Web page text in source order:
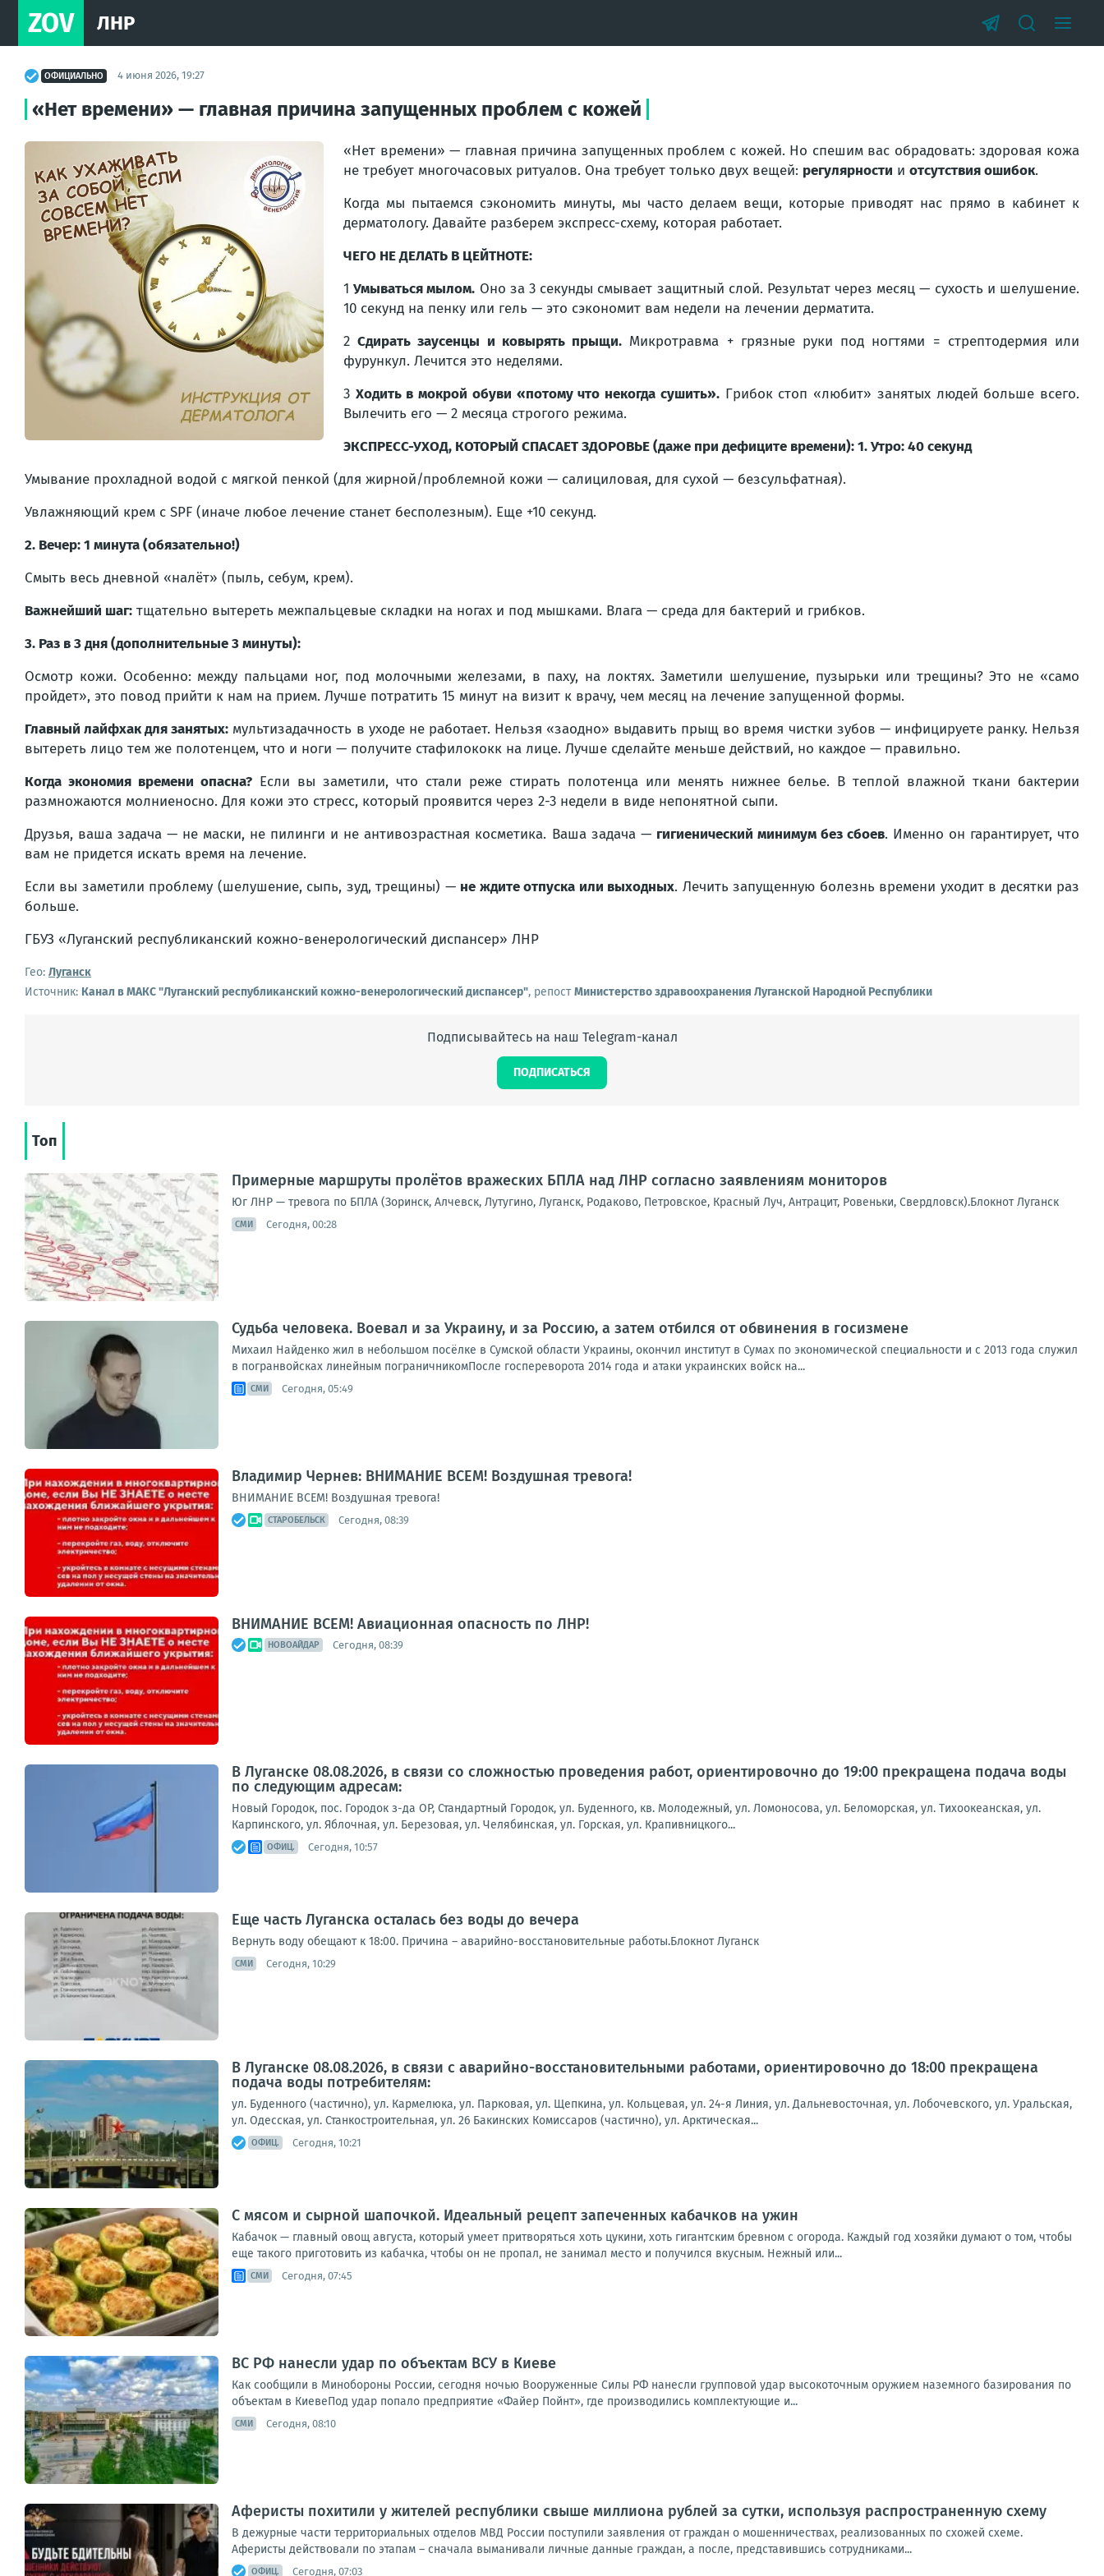
ZOV ЛНР
ОФИЦИАЛЬНО 4 июня 2026, 19:27
«Нет времени» — главная причина запущенных проблем с кожей
«Нет времени» — главная причина запущенных проблем с кожей. Но спешим вас обрадовать: здоровая кожа
не требует многочасовых ритуалов. Она требует только двух вещей: регулярности и отсутствия ошибок.
Когда мы пытаемся сэкономить минуты, мы часто делаем вещи, которые приводят нас прямо в кабинет к
дерматологу. Давайте разберем экспресс-схему, которая работает.
ЧЕГО НЕ ДЕЛАТЬ В ЦЕЙТНОТЕ:
1Умываться мылом. Оно за 3 секунды смывает защитный слой. Результат через месяц — сухость и шелушение.
10 секунд на пенку или гель — это сэкономит вам недели на лечении дерматита.
2Сдирать заусенцы и ковырять прыщи. Микротравма + грязные руки под ногтями = стрептодермия или
фурункул. Лечится это неделями.
3 Ходить в мокрой обуви «потому что некогда сушить».Грибок стоп «любит» занятых людей больше всего.
Вылечить его — 2 месяца строгого режима.
ЭКСПРЕСС-УХОД, КОТОРЫЙ СПАСАЕТ ЗДОРОВЬЕ (даже при дефиците времени): 1. Утро: 40 секунд
Умывание прохладной водой с мягкой пенкой (для жирной/проблемной кожи — салициловая, для сухой — безсульфатная).
Увлажняющий крем с SPF (иначе любое лечение станет бесполезным). Еще +10 секунд.
2. Вечер: 1 минута (обязательно!)
Смыть весь дневной «налёт» (пыль, себум, крем).
Важнейший шаг: тщательно вытереть межпальцевые складки на ногах и под мышками. Влага — среда для бактерий и грибков.
3. Раз в 3 дня (дополнительные 3 минуты):
Осмотр кожи. Особенно: между пальцами ног, под молочными железами, в паху, на локтях. Заметили шелушение, пузырьки или трещины? Это не «само
пройдет», это повод прийти к нам на прием. Лучше потратить 15 минут на визит к врачу, чем месяц на лечение запущенной формы.
Главный лайфхак для занятых: мультизадачность в уходе не работает. Нельзя «заодно» выдавить прыщ во время чистки зубов — инфицируете ранку. Нельзя
вытереть лицо тем же полотенцем, что и ноги — получите стафилококк на лице. Лучше сделайте меньше действий, но каждое — правильно.
Когда экономия времени опасна? Если вы заметили, что стали реже стирать полотенца или менять нижнее белье. В теплой влажной ткани бактерии
размножаются молниеносно. Для кожи это стресс, который проявится через 2-3 недели в виде непонятной сыпи.
Друзья, ваша задача — не маски, не пилинги и не антивозрастная косметика. Ваша задача — гигиенический минимум без сбоев. Именно он гарантирует, что
вам не придется искать время на лечение.
Если вы заметили проблему (шелушение, сыпь, зуд, трещины) — не ждите отпуска или выходных. Лечить запущенную болезнь времени уходит в десятки раз
больше.
ГБУЗ «Луганский республиканский кожно-венерологический диспансер» ЛНР
Гео: Луганск
Источник: Канал в МАКС "Луганский республиканский кожно-венерологический диспансер", репостМинистерство здравоохранения Луганской Народной Республики
Подписывайтесь на наш Telegram-канал
ПОДПИСАТЬСЯ
Топ
Примерные маршруты пролётов вражеских БПЛА над ЛНР согласно заявлениям мониторов
Юг ЛНР — тревога по БПЛА (Зоринск, Алчевск, Лутугино, Луганск, Родаково, Петровское, Красный Луч, Антрацит, Ровеньки, Свердловск).Блокнот Луганск
СМИ Сегодня, 00:28
Судьба человека. Воевал и за Украину, и за Россию, а затем отбился от обвинения в госизмене
Михаил Найденко жил в небольшом посёлке в Сумской области Украины, окончил институт в Сумах по экономической специальности и с 2013 года служил
в погранвойсках линейным пограничникомПосле госпереворота 2014 года и атаки украинских войск на...
СМИ Сегодня, 05:49
Владимир Чернев: ВНИМАНИЕ ВСЕМ! Воздушная тревога!
ВНИМАНИЕ ВСЕМ! Воздушная тревога!
СТАРОБЕЛЬСК Сегодня, 08:39
ВНИМАНИЕ ВСЕМ! Авиационная опасность по ЛНР!
НОВОАЙДАР Сегодня, 08:39
В Луганске 08.08.2026, в связи со сложностью проведения работ, ориентировочно до 19:00 прекращена подача воды
по следующим адресам:
Новый Городок, пос. Городок з-да ОР, Стандартный Городок, ул. Буденного, кв. Молодежный, ул. Ломоносова, ул. Беломорская, ул. Тихоокеанская, ул.
Карпинского, ул. Яблочная, ул. Березовая, ул. Челябинская, ул. Горская, ул. Крапивницкого...
ОФИЦ. Сегодня, 10:57
Еще часть Луганска осталась без воды до вечера
Вернуть воду обещают к 18:00. Причина – аварийно-восстановительные работы.Блокнот Луганск
СМИ Сегодня, 10:29
В Луганске 08.08.2026, в связи с аварийно-восстановительными работами, ориентировочно до 18:00 прекращена
подача воды потребителям:
ул. Буденного (частично), ул. Кармелюка, ул. Парковая, ул. Щепкина, ул. Кольцевая, ул. 24-я Линия, ул. Дальневосточная, ул. Лобочевского, ул. Уральская,
ул. Одесская, ул. Станкостроительная, ул. 26 Бакинских Комиссаров (частично), ул. Арктическая...
ОФИЦ. Сегодня, 10:21
С мясом и сырной шапочкой. Идеальный рецепт запеченных кабачков на ужин
Кабачок — главный овощ августа, который умеет притворяться хоть цукини, хоть гигантским бревном с огорода. Каждый год хозяйки думают о том, чтобы
еще такого приготовить из кабачка, чтобы он не пропал, не занимал место и получился вкусным. Нежный или...
СМИ Сегодня, 07:45
ВС РФ нанесли удар по объектам ВСУ в Киеве
Как сообщили в Минобороны России, сегодня ночью Вооруженные Силы РФ нанесли групповой удар высокоточным оружием наземного базирования по
объектам в КиевеПод удар попало предприятие «Файер Пойнт», где производились комплектующие и...
СМИ Сегодня, 08:10
Аферисты похитили у жителей республики свыше миллиона рублей за сутки, используя распространенную схему
В дежурные части территориальных отделов МВД России поступили заявления от граждан о мошенничествах, реализованных по схожей схеме.
Аферисты действовали по этапам – сначала выманивали личные данные граждан, а после, представившись сотрудниками...
ОФИЦ. Сегодня, 07:03